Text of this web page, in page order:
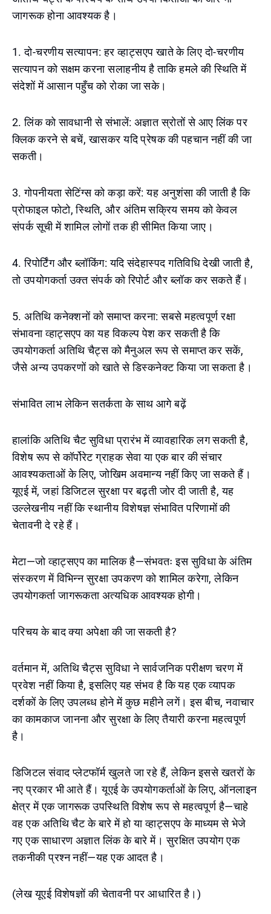
जागरूक होना आवश्यक है।
1. दो-चरणीय सत्यापन: हर व्हाट्सएप खाते के लिए दो-चरणीय
सत्यापन को सक्षम करना सलाहनीय है ताकि हमले की स्थिति में
संदेशों में आसान पहुँच को रोका जा सके।
2. लिंक को सावधानी से संभालें: अज्ञात स्रोतों से आए लिंक पर
क्लिक करने से बचें, खासकर यदि प्रेषक की पहचान नहीं की जा
सकती।
3. गोपनीयता सेटिंग्स को कड़ा करें: यह अनुशंसा की जाती है कि
प्रोफाइल फोटो, स्थिति, और अंतिम सक्रिय समय को केवल
संपर्क सूची में शामिल लोगों तक ही सीमित किया जाए।
4. रिपोर्टिंग और ब्लॉकिंग: यदि संदेहास्पद गतिविधि देखी जाती है,
तो उपयोगकर्ता उक्त संपर्क को रिपोर्ट और ब्लॉक कर सकते हैं।
5. अतिथि कनेक्शनों को समाप्त करना: सबसे महत्वपूर्ण रक्षा
संभावना व्हाट्सएप का यह विकल्प पेश कर सकती है कि
उपयोगकर्ता अतिथि चैट्स को मैनुअल रूप से समाप्त कर सकें,
जैसे अन्य उपकरणों को खाते से डिस्कनेक्ट किया जा सकता है।
संभावित लाभ लेकिन सतर्कता के साथ आगे बढ़ें
हालांकि अतिथि चैट सुविधा प्रारंभ में व्यावहारिक लग सकती है,
विशेष रूप से कॉर्पोरेट ग्राहक सेवा या एक बार की संचार
आवश्यकताओं के लिए, जोखिम अवमान्य नहीं किए जा सकते हैं।
यूएई में, जहां डिजिटल सुरक्षा पर बढ़ती जोर दी जाती है, यह
उल्लेखनीय नहीं कि स्थानीय विशेषज्ञ संभावित परिणामों की
चेतावनी दे रहे हैं।
मेटा—जो व्हाट्सएप का मालिक है—संभवतः इस सुविधा के अंतिम
संस्करण में विभिन्न सुरक्षा उपकरण को शामिल करेगा, लेकिन
उपयोगकर्ता जागरूकता अत्यधिक आवश्यक होगी।
परिचय के बाद क्या अपेक्षा की जा सकती है?
वर्तमान में, अतिथि चैट्स सुविधा ने सार्वजनिक परीक्षण चरण में
प्रवेश नहीं किया है, इसलिए यह संभव है कि यह एक व्यापक
दर्शकों के लिए उपलब्ध होने में कुछ महीने लगें। इस बीच, नवाचार
का कामकाज जानना और सुरक्षा के लिए तैयारी करना महत्वपूर्ण
है।
डिजिटल संवाद प्लेटफॉर्म खुलते जा रहे हैं, लेकिन इससे खतरों के
नए प्रकार भी आते हैं। यूएई के उपयोगकर्ताओं के लिए, ऑनलाइन
क्षेत्र में एक जागरूक उपस्थिति विशेष रूप से महत्वपूर्ण है—चाहे
वह एक अतिथि चैट के बारे में हो या व्हाट्सएप के माध्यम से भेजे
गए एक साधारण अज्ञात लिंक के बारे में। सुरक्षित उपयोग एक
तकनीकी प्रश्न नहीं—यह एक आदत है।
(लेख यूएई विशेषज्ञों की चेतावनी पर आधारित है।)